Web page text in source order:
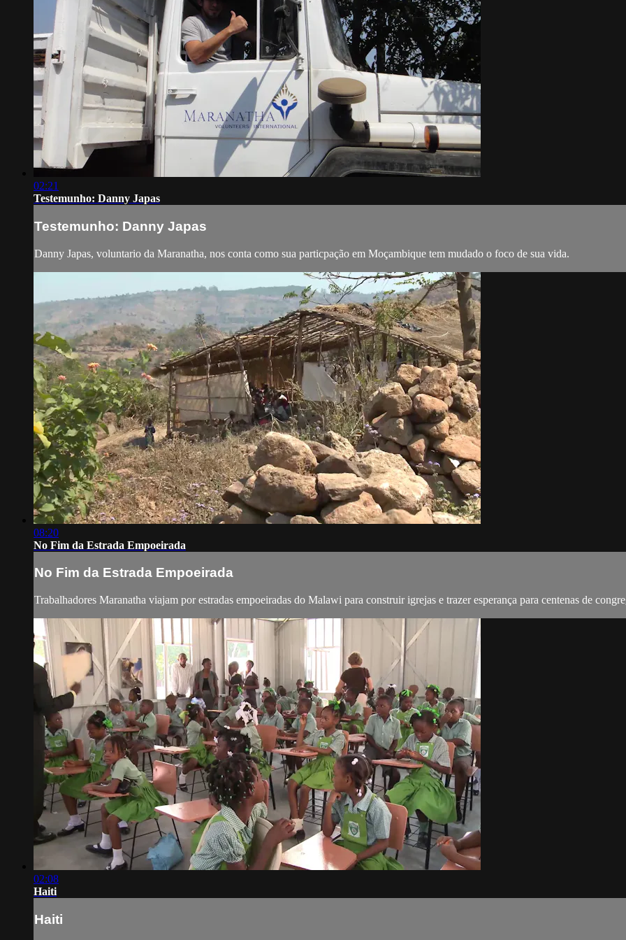
02:21
Testemunho: Danny Japas
Testemunho: Danny Japas
Danny Japas, voluntario da Maranatha, nos conta como sua particpação em Moçambique tem mudado o foco de sua vida.
08:20
No Fim da Estrada Empoeirada
No Fim da Estrada Empoeirada
Trabalhadores Maranatha viajam por estradas empoeiradas do Malawi para construir igrejas e trazer esperança para centenas de
02:08
Haiti
Haiti